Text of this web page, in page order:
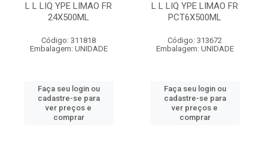
L L LIQ YPE LIMAO FR
24X500ML
Código: 311818
Embalagem: UNIDADE
Faça seu login ou
cadastre-se para
ver preços e
comprar
L L LIQ YPE LIMAO FR
PCT6X500ML
Código: 313672
Embalagem: UNIDADE
Faça seu login ou
cadastre-se para
ver preços e
comprar